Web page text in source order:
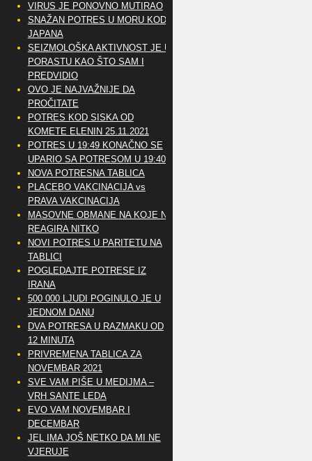
VIRUS JE PONOVNO MUTIRAO
SNAŽAN POTRES U MORU KOD
JAPANA
SEIZMOLOŠKA AKTIVNOST JE U
PORASTU KAO ŠTO SAM I
PREDVIDIO
OVO JE NAJVAŽNIJE DA
PROČITATE
POTRES KOD SISKA OD
KOMETE ELENIN 25.11.2021
POTRES U 19:49 KONAČNO SE
UPARIO SA POTRESOM U 19:40
NOVA POTRESNA TABLICA
PLACEBO VAKCINACIJA vs
PRAVA VAKCINACIJA
MASOVNE OBMANE NA KOJE NE
REAGIRA NITKO
NOVI POTRES U PARITETU NA
TABLICI
POGLEDAJTE POTRESE IZ
IRANA
500 000 LJUDI POGINULO JE U
JEDNOM DANU
DVA POTRESA U RAZMAKU OD
12 MINUTA
PRIVREMENA TABLICA ZA
NOVEMBAR 2021
SVE VAM PIŠE U MEDIJMA –
VRH SANTE LEDA
EVO VAM NOVEMBAR I
DECEMBAR
JEL IMA JOŠ NETKO DA MI NE
VJERUJE